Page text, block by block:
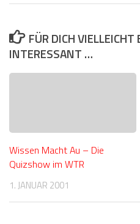
FÜR DICH VIELLEICHT
INTERESSANT …
Wissen Macht Au – Die
Quizshow im WTR
1. JANUAR 2001